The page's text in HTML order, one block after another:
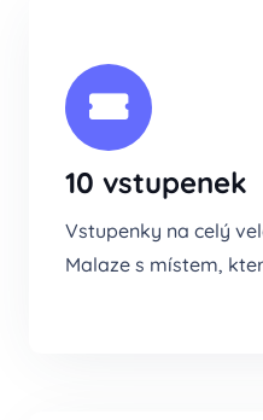
10 vstupenek
Vstupenky na celý
Malaze s místem,